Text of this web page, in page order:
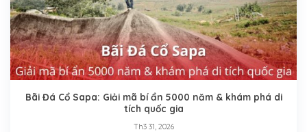
Bãi Đá Cổ Sapa: Giải mã bí ẩn 5000 năm & khám phá di
tích quốc gia
Th3 31, 2026